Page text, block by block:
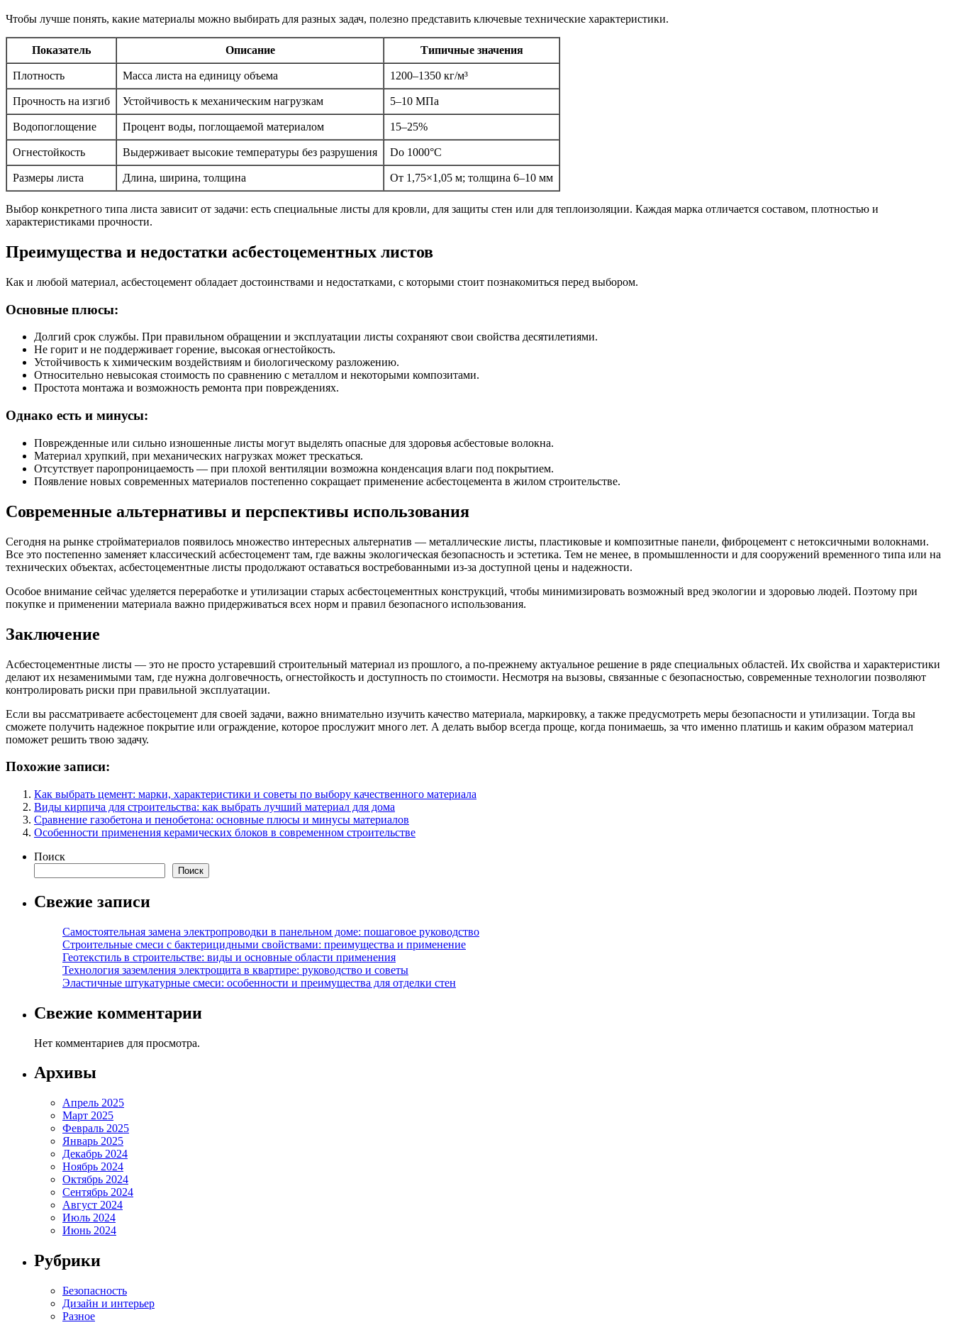
Чтобы лучше понять, какие материалы можно выбирать для разных задач, полезно представить ключевые технические характеристики.
Показатель Описание Типичные значения
Плотность Масса листа на единицу объема 1200–1350 кг/м³
Прочность на изгиб Устойчивость к механическим нагрузкам 5–10 МПа
Водопоглощение Процент воды, поглощаемой материалом 15–25%
Огнестойкость Выдерживает высокие температуры без разрушения Do 1000°С
Размеры листа Длина, ширина, толщина От 1,75×1,05 м; толщина 6–10 мм
Выбор конкретного типа листа зависит от задачи: есть специальные листы для кровли, для защиты стен или для теплоизоляции. Каждая марка отличается составом, плотностью и
характеристиками прочности.
Преимущества и недостатки асбестоцементных листов
Как и любой материал, асбестоцемент обладает достоинствами и недостатками, с которыми стоит познакомиться перед выбором.
Основные плюсы:
Долгий срок службы. При правильном обращении и эксплуатации листы сохраняют свои свойства десятилетиями.
Не горит и не поддерживает горение, высокая огнестойкость.
Устойчивость к химическим воздействиям и биологическому разложению.
Относительно невысокая стоимость по сравнению с металлом и некоторыми композитами.
Простота монтажа и возможность ремонта при повреждениях.
Однако есть и минусы:
Поврежденные или сильно изношенные листы могут выделять опасные для здоровья асбестовые волокна.
Материал хрупкий, при механических нагрузках может трескаться.
Отсутствует паропроницаемость — при плохой вентиляции возможна конденсация влаги под покрытием.
Появление новых современных материалов постепенно сокращает применение асбестоцемента в жилом строительстве.
Современные альтернативы и перспективы использования
Сегодня на рынке стройматериалов появилось множество интересных альтернатив — металлические листы, пластиковые и композитные панели, фиброцемент с нетоксичными волокнами.
Все это постепенно заменяет классический асбестоцемент там, где важны экологическая безопасность и эстетика. Тем не менее, в промышленности и для сооружений временного типа или на
технических объектах, асбестоцементные листы продолжают оставаться востребованными из-за доступной цены и надежности.
Особое внимание сейчас уделяется переработке и утилизации старых асбестоцементных конструкций, чтобы минимизировать возможный вред экологии и здоровью людей. Поэтому при
покупке и применении материала важно придерживаться всех норм и правил безопасного использования.
Заключение
Асбестоцементные листы — это не просто устаревший строительный материал из прошлого, а по-прежнему актуальное решение в ряде специальных областей. Их свойства и характеристики
делают их незаменимыми там, где нужна долговечность, огнестойкость и доступность по стоимости. Несмотря на вызовы, связанные с безопасностью, современные технологии позволяют
контролировать риски при правильной эксплуатации.
Если вы рассматриваете асбестоцемент для своей задачи, важно внимательно изучить качество материала, маркировку, а также предусмотреть меры безопасности и утилизации. Тогда вы
сможете получить надежное покрытие или ограждение, которое прослужит много лет. А делать выбор всегда проще, когда понимаешь, за что именно платишь и каким образом материал
поможет решить твою задачу.
Похожие записи:
Как выбрать цемент: марки, характеристики и советы по выбору качественного материала
Виды кирпича для строительства: как выбрать лучший материал для дома
Сравнение газобетона и пенобетона: основные плюсы и минусы материалов
Особенности применения керамических блоков в современном строительстве
Поиск
Поиск
Свежие записи
Самостоятельная замена электропроводки в панельном доме: пошаговое руководство
Строительные смеси с бактерицидными свойствами: преимущества и применение
Геотекстиль в строительстве: виды и основные области применения
Технология заземления электрощита в квартире: руководство и советы
Эластичные штукатурные смеси: особенности и преимущества для отделки стен
Свежие комментарии
Нет комментариев для просмотра.
Архивы
Апрель 2025
Март 2025
Февраль 2025
Январь 2025
Декабрь 2024
Ноябрь 2024
Октябрь 2024
Сентябрь 2024
Август 2024
Июль 2024
Июнь 2024
Рубрики
Безопасность
Дизайн и интерьер
Разное